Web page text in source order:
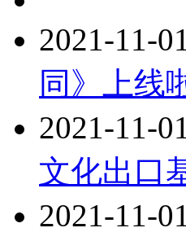
2021-11-01
同》上线
2021-11-01
文化出口
2021-11-01